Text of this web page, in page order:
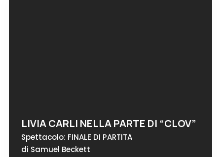
LIVIA CARLI NELLA PARTE DI “CLOV”
Spettacolo: FINALE DI PARTITA
di Samuel Beckett